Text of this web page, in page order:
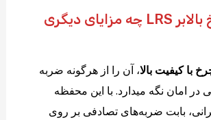
سیستم چرخ بالابر LRS چه مزایای دیگری
با کیفیت بالا، آن را از هرگونه ضربه
در امان نگه میدارد. با این محفظه
بابت ضربه‌های تصادفی بر روی